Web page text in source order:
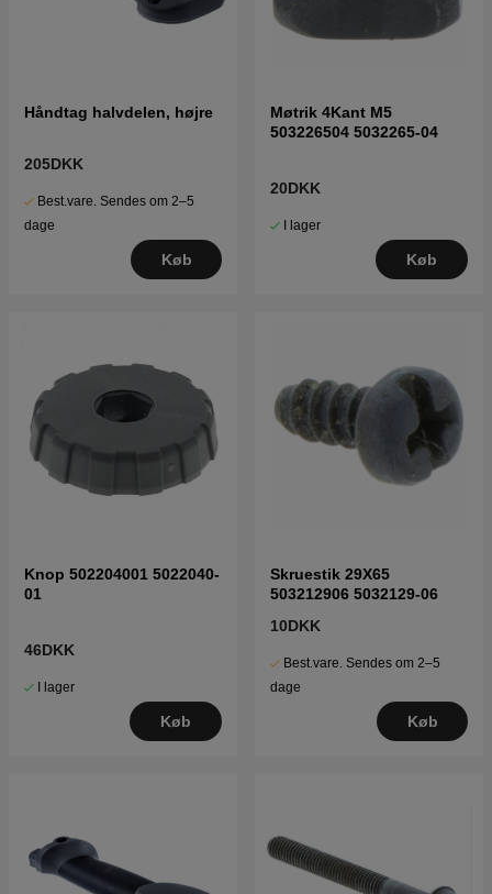
Håndtag halvdelen, højre
205DKK
Best.vare. Sendes om 2–5
dage
Køb
Møtrik 4Kant M5
503226504 5032265-04
20DKK
I lager
Køb
Knop 502204001 5022040-
01
46DKK
I lager
Køb
Skruestik 29X65
503212906 5032129-06
10DKK
Best.vare. Sendes om 2–5
dage
Køb